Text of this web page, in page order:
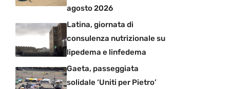
agosto 2026
Latina, giornata di
consulenza nutrizionale su
lipedema e linfedema
Gaeta, passeggiata
solidale ‘Uniti per Pietro’